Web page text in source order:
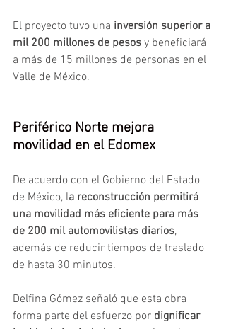
El proyecto tuvo una inversión superior a
mil 200 millones de pesos y beneficiará
a más de 15 millones de personas en el
Valle de México.
Periférico Norte mejora
movilidad en el Edomex
De acuerdo con el Gobierno del Estado
de México, la reconstrucción permitirá
una movilidad más eficiente para más
de 200 mil automovilistas diarios,
además de reducir tiempos de traslado
de hasta 30 minutos.
Delfina Gómez señaló que esta obra
forma parte del esfuerzo por dignificar